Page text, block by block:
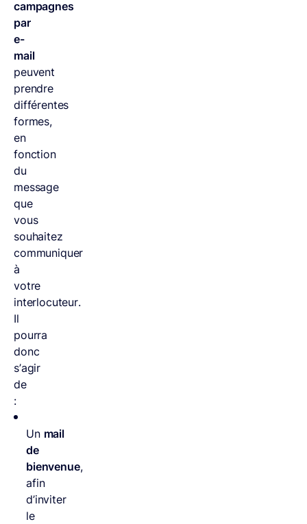
campagnes
par
e-
mail
peuvent
prendre
différentes
formes,
en
fonction
du
message
que
vous
souhaitez
communiquer
à
votre
interlocuteur.
Il
pourra
donc
s’agir
de
:
Un mail
de
bienvenue,
afin
d’inviter
le